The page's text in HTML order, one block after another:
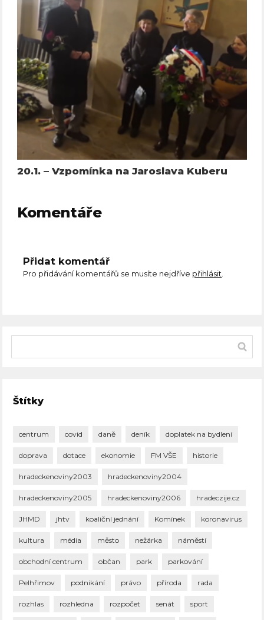
20.1. – Vzpomínka na Jaroslava Kuberu
Komentáře
Přidat komentář
Pro přidávání komentářů se musíte nejdříve přihlásit.
Štítky
centrum covid daně deník doplatek na bydlení
doprava dotace ekonomie FM VŠE historie
hradeckenoviny2003 hradeckenoviny2004
hradeckenoviny2005 hradeckenoviny2006 hradeczije.cz
JHMD jhtv koaliční jednání Komínek koronavirus
kultura média město nežárka náměstí
obchodní centrum občan park parkování
Pelhřimov podnikání právo příroda rada
rozhlas rozhledna rozpočet senát sport